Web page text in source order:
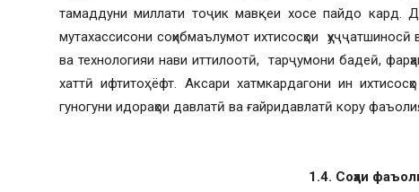
тамаддуни миллати тоҷик мавқеи хосе пайдо кард.
мутахассисони соҳибмаълумот ихтисосҳои
ва технологияи нави иттилоотӣ, тарҷумони бадеӣ,
хаттӣ ифтитоҳ ёфт. Аксари хатмкардагони ин
гуногуни идораҳои давлатӣ ва ғайридавлатӣ кору
1.4. Соҳаи